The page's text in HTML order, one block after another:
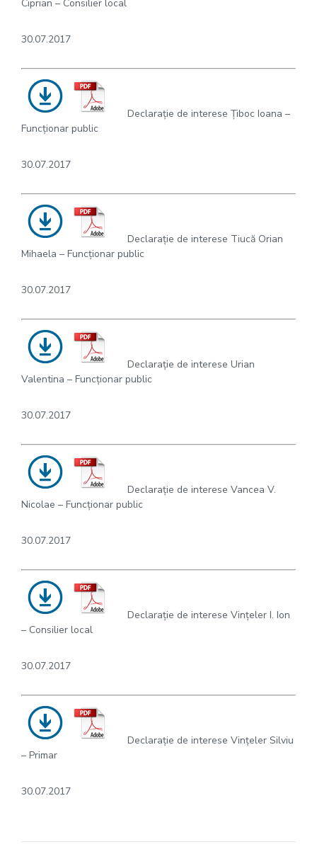
Ciprian – Consilier local
30.07.2017
Declarație de interese Țiboc Ioana –
Funcționar public
30.07.2017
Declarație de interese Tiucă Orian
Mihaela – Funcționar public
30.07.2017
Declarație de interese Urian
Valentina – Funcționar public
30.07.2017
Declarație de interese Vancea V.
Nicolae – Funcționar public
30.07.2017
Declarație de interese Vințeler I. Ion
– Consilier local
30.07.2017
Declarație de interese Vințeler Silviu
– Primar
30.07.2017